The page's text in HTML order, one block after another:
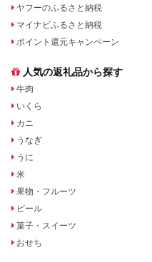
ヤフーのふるさと納税
マイナビふるさと納税
ポイント還元キャンペーン
人気の返礼品から探す
牛肉
いくら
カニ
うなぎ
うに
米
果物・フルーツ
ビール
菓子・スイーツ
おせち